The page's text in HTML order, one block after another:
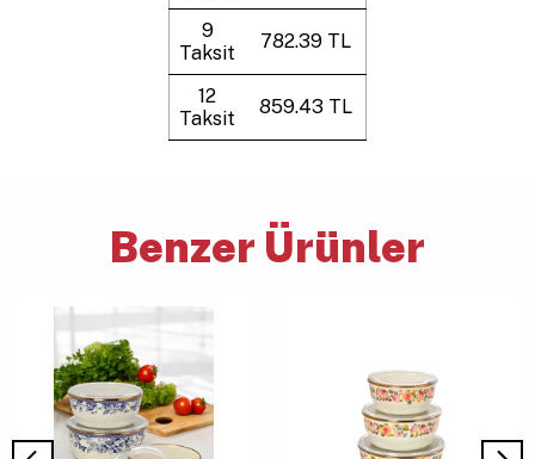
9
Taksit
782.39 TL
12
Taksit
859.43 TL
Benzer Ürünler